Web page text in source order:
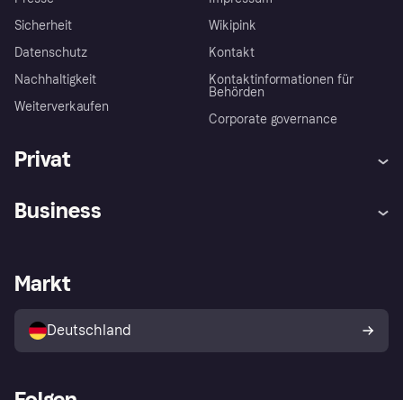
Sicherheit
Datenschutz
Nachhaltigkeit
Weiterverkaufen
Wikipink
Kontakt
Kontaktinformationen für
Behörden
Corporate governance
Privat
Klarna App
Shops entdecken
Käuferschutzrichtlinie
Dein Widerrufsrecht
Business
Händlerportal
Markt
Deutschland